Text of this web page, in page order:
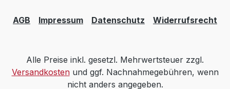
AGB Impressum Datenschutz Widerrufsrecht
Alle Preise inkl. gesetzl. Mehrwertsteuer zzgl.
Versandkostenund ggf. Nachnahmegebühren, wenn
nicht anders angegeben.